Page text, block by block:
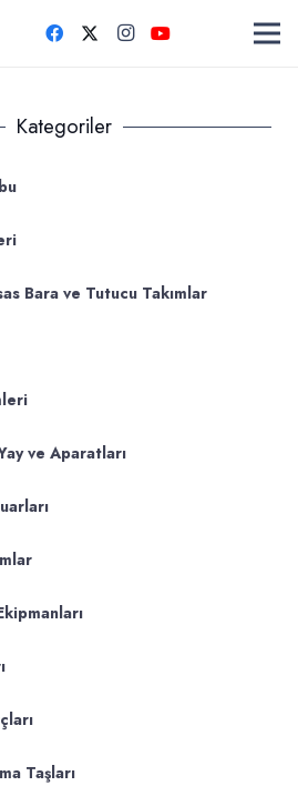
Kategoriler
Bara ve Tutucu Takımlar
ve Aparatları
Taşları